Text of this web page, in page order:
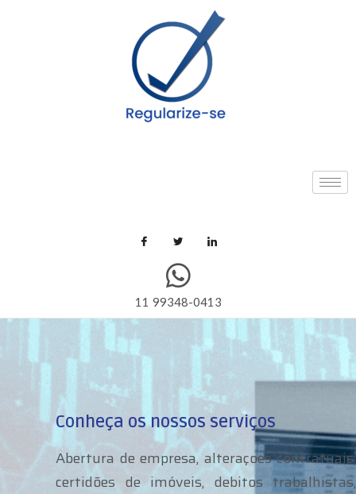
11 99348-0413
Conheça os nossos serviços
Abertura de empresa, alteraçoes contratuais,
certidões de imóveis, debitos trabalhistas,